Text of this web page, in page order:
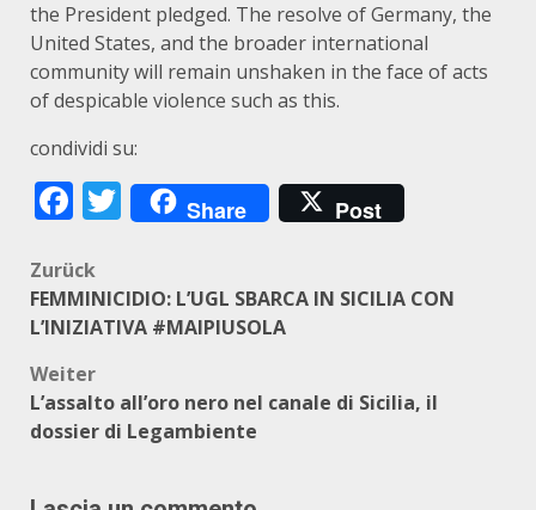
the President pledged. The resolve of Germany, the
United States, and the broader international
community will remain unshaken in the face of acts
of despicable violence such as this.
condividi su:
Facebook
Twitter
Share Post
Beitragsnavigation
Zurück
FEMMINICIDIO: L’UGL SBARCA IN SICILIA CON
L’INIZIATIVA #MAIPIUSOLA
Weiter
L’assalto all’oro nero nel canale di Sicilia, il
dossier di Legambiente